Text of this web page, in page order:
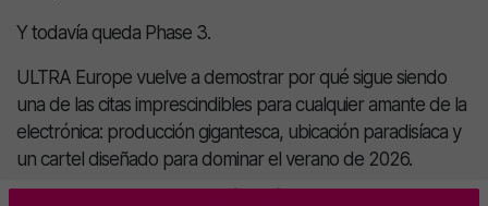
Y todavía queda Phase 3.
ULTRA Europe vuelve a demostrar por qué sigue siendo
una de las citas imprescindibles para cualquier amante de la
electrónica: producción gigantesca, ubicación paradisíaca y
un cartel diseñado para dominar el verano de 2026.